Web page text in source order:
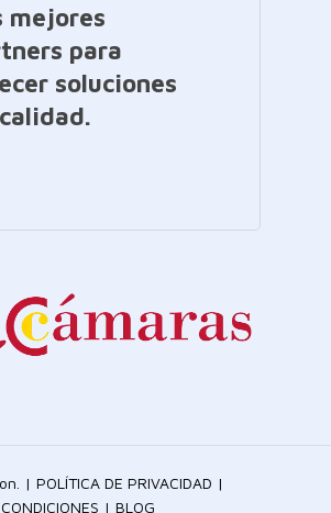
mejores
para
soluciones
| POLÍTICA DE PRIVACIDAD |
| BLOG